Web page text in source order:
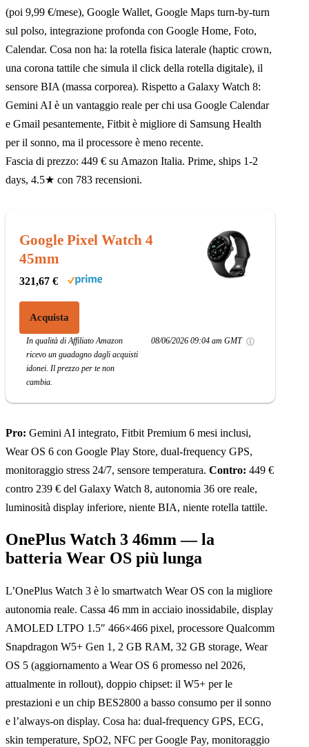
(poi 9,99 €/mese), Google Wallet, Google Maps turn-by-turn
sul polso, integrazione profonda con Google Home, Foto,
Calendar. Cosa non ha: la rotella fisica laterale (haptic crown,
una corona tattile che simula il click della rotella digitale), il
sensore BIA (massa corporea). Rispetto a Galaxy Watch 8:
Gemini AI è un vantaggio reale per chi usa Google Calendar
e Gmail pesantemente, Fitbit è migliore di Samsung Health
per il sonno, ma il processore è meno recente.
Fascia di prezzo: 449 € su Amazon Italia. Prime, ships 1-2
days, 4.5★ con 783 recensioni.
Google Pixel Watch 4
45mm
321,67 €
Acquista
In qualità di Affiliato Amazon
ricevo un guadagno dagli acquisti
idonei. Il prezzo per te non
cambia.
08/06/2026 09:04 am GMT
Pro: Gemini AI integrato, Fitbit Premium 6 mesi inclusi,
Wear OS 6 con Google Play Store, dual-frequency GPS,
monitoraggio stress 24/7, sensore temperatura. Contro: 449 €
contro 239 € del Galaxy Watch 8, autonomia 36 ore reale,
luminosità display inferiore, niente BIA, niente rotella tattile.
OnePlus Watch 3 46mm — la
batteria Wear OS più lunga
L’OnePlus Watch 3 è lo smartwatch Wear OS con la migliore
autonomia reale. Cassa 46 mm in acciaio inossidabile, display
AMOLED LTPO 1.5″ 466×466 pixel, processore Qualcomm
Snapdragon W5+ Gen 1, 2 GB RAM, 32 GB storage, Wear
OS 5 (aggiornamento a Wear OS 6 promesso nel 2026,
attualmente in rollout), doppio chipset: il W5+ per le
prestazioni e un chip BES2800 a basso consumo per il sonno
e l’always-on display. Cosa ha: dual-frequency GPS, ECG,
skin temperature, SpO2, NFC per Google Pay, monitoraggio